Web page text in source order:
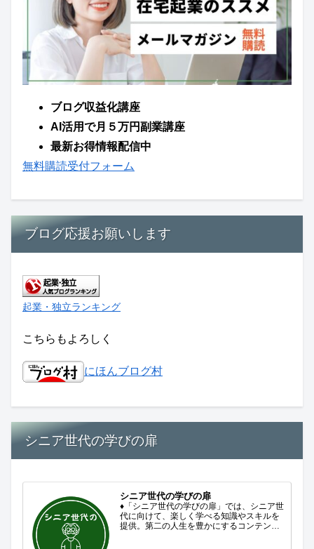
ブログ収益化講座
AI活用で月５万円副業講座
最新お得情報配信中
無料購読受付フォーム
ブログ応援お願いします
起業・独立ランキング
こちらもよろしく
にほんブログ村
シニア世代の学びの扉
シニア世代の学びの扉
♦「シニア世代の学びの扉」では、シニア世
代に向けて、楽しく学べる知識やスキルを
提供。第二の人生を豊かにするコンテンツ